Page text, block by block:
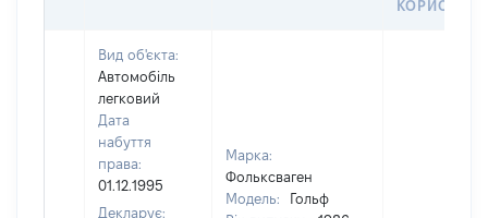
Вид об'єкта:
Автомобіль
легковий
Дата
набуття
права:
01.12.1995
Декларує:
Марка:
Фольксваген
Модель:
Гольф